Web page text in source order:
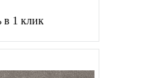
в 1 клик